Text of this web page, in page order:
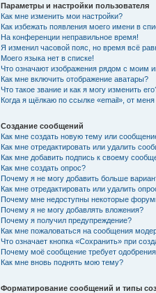
Параметры и настройки пользователя
Как мне изменить мои настройки?
Как избежать появления моего имени в
На конференции неправильное время!
Я изменил часовой пояс, но время всё
Моего языка нет в списке!
Что означают изображения рядом с моим
Как мне включить отображение аватары?
Что такое звание и как я могу изменить
Когда я щёлкаю по ссылке «email», от
Создание сообщений
Как мне создать новую тему или
Как мне отредактировать или удалить
Как мне добавить подпись к своему
Как мне создать опрос?
Почему я не могу добавить больше
Как мне отредактировать или удалить
Почему мне недоступны некоторые
Почему я не могу добавлять вложения?
Почему я получил предупреждение?
Как мне пожаловаться на сообщения
Что означает кнопка «Сохранить» при
Почему моё сообщение требует
Как мне вновь поднять мою тему?
Форматирование сообщений и типы